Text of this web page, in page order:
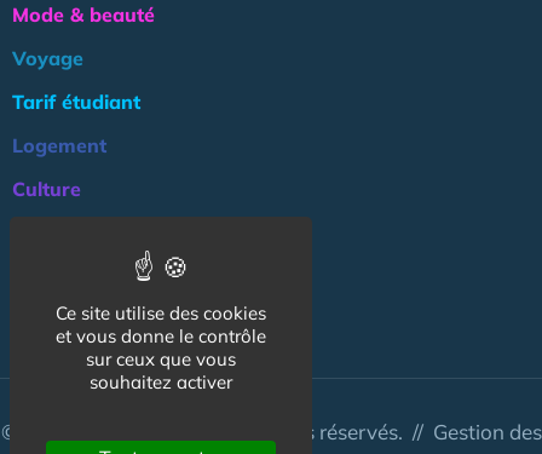
Mode & beauté
Voyage
Tarif étudiant
Logement
Culture
NOS AUTRES SITES :
© CapCampus 2026 - Tous droits réservés. // Gestion des
Ce site utilise des cookies
et vous donne le contrôle
sur ceux que vous
souhaitez activer